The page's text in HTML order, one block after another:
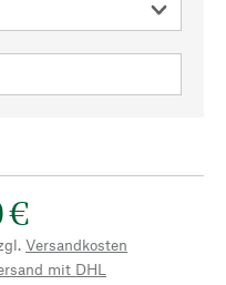
€
Versandkosten
mit DHL